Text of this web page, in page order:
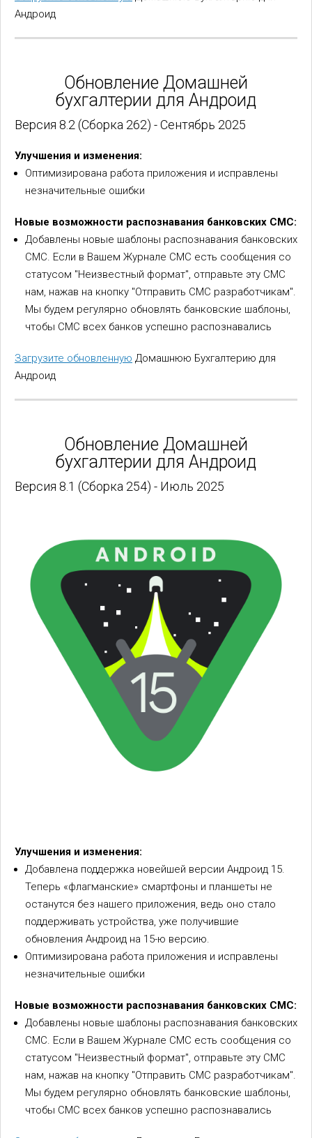
Андроид
Обновление Домашней
бухгалтерии для Андроид
Версия 8.2 (Сборка 262) - Сентябрь 2025
Улучшения и изменения:
Оптимизирована работа приложения и исправлены
незначительные ошибки
Новые возможности распознавания банковских СМС:
Добавлены новые шаблоны распознавания банковских
СМС. Если в Вашем Журнале СМС есть сообщения со
статусом "Неизвестный формат", отправьте эту СМС
нам, нажав на кнопку "Отправить СМС разработчикам".
Мы будем регулярно обновлять банковские шаблоны,
чтобы СМС всех банков успешно распознавались
Загрузите обновленную Домашнюю Бухгалтерию для
Андроид
Обновление Домашней
бухгалтерии для Андроид
Версия 8.1 (Сборка 254) - Июль 2025
Улучшения и изменения:
Добавлена поддержка новейшей версии Андроид 15.
Теперь «флагманские» смартфоны и планшеты не
останутся без нашего приложения, ведь оно стало
поддерживать устройства, уже получившие
обновления Андроид на 15-ю версию.
Оптимизирована работа приложения и исправлены
незначительные ошибки
Новые возможности распознавания банковских СМС:
Добавлены новые шаблоны распознавания банковских
СМС. Если в Вашем Журнале СМС есть сообщения со
статусом "Неизвестный формат", отправьте эту СМС
нам, нажав на кнопку "Отправить СМС разработчикам".
Мы будем регулярно обновлять банковские шаблоны,
чтобы СМС всех банков успешно распознавались